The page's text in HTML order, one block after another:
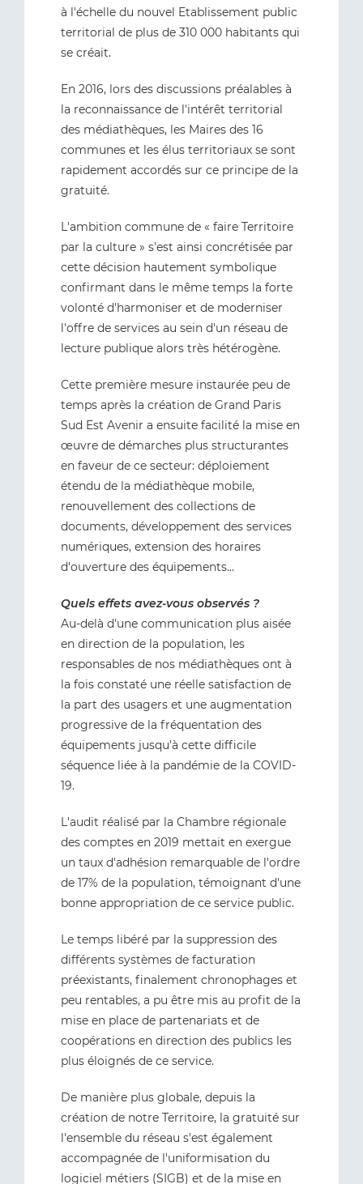
à l'échelle du nouvel Etablissement public
territorial de plus de 310 000 habitants qui
se créait.
En 2016, lors des discussions préalables à
la reconnaissance de l'intérêt territorial
des médiathèques, les Maires des 16
communes et les élus territoriaux se sont
rapidement accordés sur ce principe de la
gratuité.
L'ambition commune de « faire Territoire
par la culture » s'est ainsi concrétisée par
cette décision hautement symbolique
confirmant dans le même temps la forte
volonté d'harmoniser et de moderniser
l'offre de services au sein d'un réseau de
lecture publique alors très hétérogène.
Cette première mesure instaurée peu de
temps après la création de Grand Paris
Sud Est Avenir a ensuite facilité la mise en
œuvre de démarches plus structurantes
en faveur de ce secteur: déploiement
étendu de la médiathèque mobile,
renouvellement des collections de
documents, développement des services
numériques, extension des horaires
d'ouverture des équipements...
Quels effets avez-vous observés ?
Au-delà d'une communication plus aisée
en direction de la population, les
responsables de nos médiathèques ont à
la fois constaté une réelle satisfaction de
la part des usagers et une augmentation
progressive de la fréquentation des
équipements jusqu'à cette difficile
séquence liée à la pandémie de la COVID-
19.
L'audit réalisé par la Chambre régionale
des comptes en 2019 mettait en exergue
un taux d'adhésion remarquable de l'ordre
de 17% de la population, témoignant d'une
bonne appropriation de ce service public.
Le temps libéré par la suppression des
différents systèmes de facturation
préexistants, finalement chronophages et
peu rentables, a pu être mis au profit de la
mise en place de partenariats et de
coopérations en direction des publics les
plus éloignés de ce service.
De manière plus globale, depuis la
création de notre Territoire, la gratuité sur
l'ensemble du réseau s'est également
accompagnée de l'uniformisation du
logiciel métiers (SIGB) et de la mise en